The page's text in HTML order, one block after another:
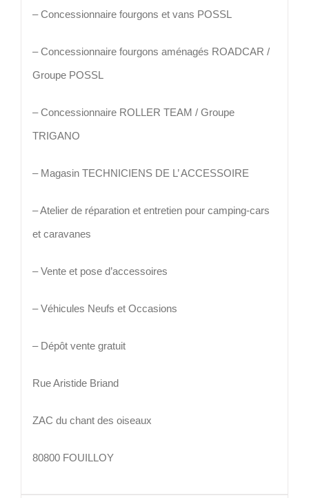
– Concessionnaire fourgons et vans POSSL
– Concessionnaire fourgons aménagés ROADCAR /
Groupe POSSL
– Concessionnaire ROLLER TEAM / Groupe
TRIGANO
– Magasin TECHNICIENS DE L’ ACCESSOIRE
– Atelier de réparation et entretien pour camping-cars
et caravanes
– Vente et pose d’accessoires
– Véhicules Neufs et Occasions
– Dépôt vente gratuit
Rue Aristide Briand
ZAC du chant des oiseaux
80800 FOUILLOY